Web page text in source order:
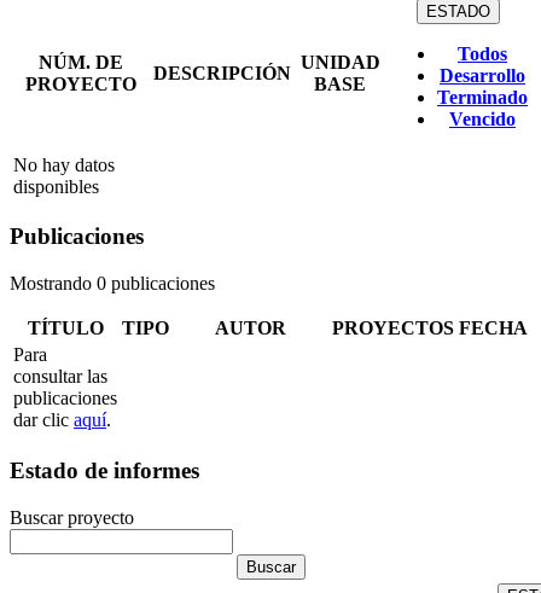
NÚM. DE
PROYECTO
DESCRIPCIÓN
UNIDAD
BASE
ESTADO
Todos
Desarrollo
Terminado
Vencido
No hay datos
disponibles
Publicaciones
Mostrando 0 publicaciones
TÍTULO TIPO AUTOR PROYECTOS FECHA
Para
consultar las
publicaciones
dar clic aquí.
Estado de informes
Buscar proyecto